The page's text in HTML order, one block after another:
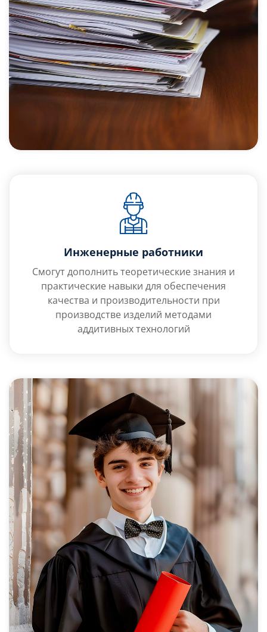
Инженерные работники
Смогут дополнить теоретические знания и
практические навыки для обеспечения
качества и производительности при
производстве изделий методами
аддитивных технологий